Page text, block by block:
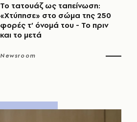
Το τατουάζ ως ταπείνωση:
«Χτύπησε» στο σώμα της 250
φορές τ’ όνομά του - Το πριν
και το μετά
Newsroom